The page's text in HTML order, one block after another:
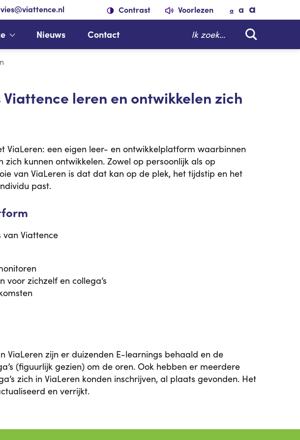
Contrast Voorlezen a a a
Nieuws Contact Zoeken
leren en ontwikkelen zich
ViaLeren: een eigen leer- en ontwikkelplatform waarbinnen
zich kunnen ontwikkelen. Zowel op persoonlijk als op
van ViaLeren is dat dat kan op de plek, het tijdstip en het
past.
van Viattence
voor zichzelf en collega’s
ViaLeren zijn er duizenden E-learnings behaald en de
(figuurlijk gezien) om de oren. Ook hebben er meerdere
zich in ViaLeren konden inschrijven, al plaats gevonden. Het
en verrijkt.